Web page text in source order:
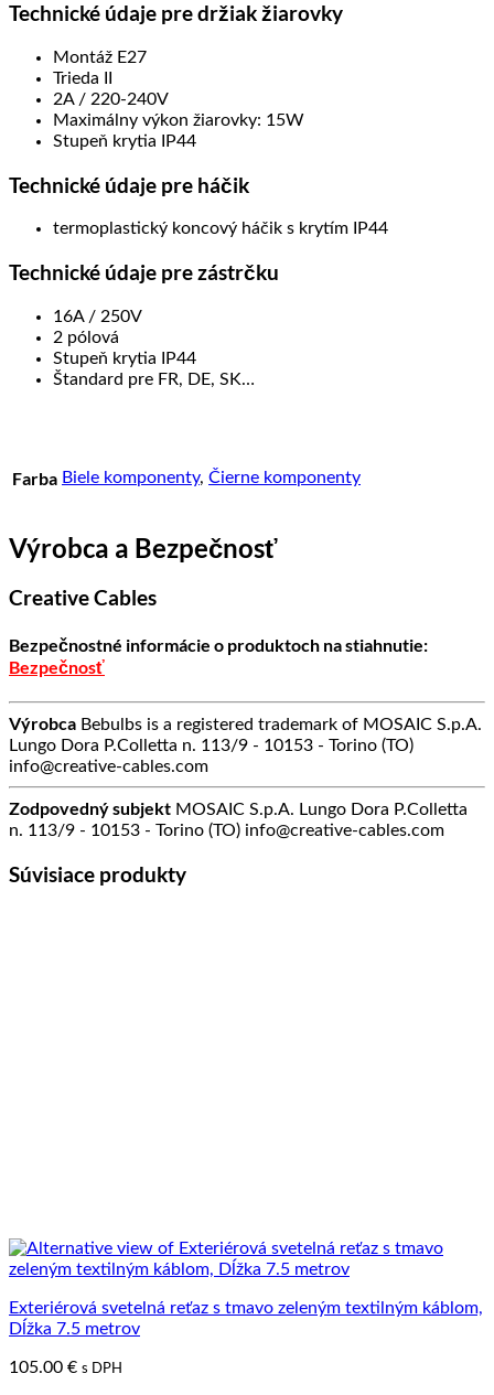
Technické údaje pre držiak žiarovky
Montáž E27
Trieda II
2A / 220-240V
Maximálny výkon žiarovky: 15W
Stupeň krytia IP44
Technické údaje pre háčik
termoplastický koncový háčik s krytím IP44
Technické údaje pre zástrčku
16A / 250V
2 pólová
Stupeň krytia IP44
Štandard pre FR, DE, SK…
Farba Biele komponenty, Čierne komponenty
Výrobca a Bezpečnosť
Creative Cables
Bezpečnostné informácie o produktoch na stiahnutie:
Bezpečnosť
Výrobca Bebulbs is a registered trademark of MOSAIC S.p.A.
Lungo Dora P.Colletta n. 113/9 - 10153 - Torino (TO)
info@creative-cables.com
Zodpovedný subjekt MOSAIC S.p.A. Lungo Dora P.Colletta
n. 113/9 - 10153 - Torino (TO) info@creative-cables.com
Súvisiace produkty
Exteriérová svetelná reťaz s tmavo zeleným textilným káblom,
Dĺžka 7.5 metrov
105.00 € s DPH